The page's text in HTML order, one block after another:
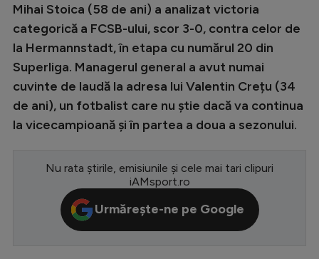
Champions League
Europa League
Conference League
Premier League
LaLiga
Serie A
Mihai Stoica (58 de ani) a analizat victoria
categorică a FCSB-ului, scor 3-0, contra celor de
la Hermannstadt, în etapa cu numărul 20 din
Superliga. Managerul general a avut numai
cuvinte de laudă la adresa lui Valentin Crețu (34
de ani), un fotbalist care nu știe dacă va continua
la vicecampioană și în partea a doua a sezonului.
Nu rata știrile, emisiunile și cele mai tari clipuri
iAMsport.ro
Urmărește-ne pe Google